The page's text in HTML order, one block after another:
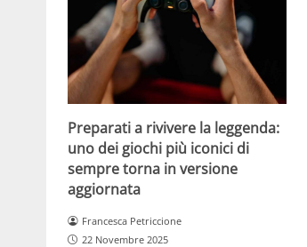
Preparati a rivivere la leggenda:
uno dei giochi più iconici di
sempre torna in versione
aggiornata
Francesca Petriccione
22 Novembre 2025